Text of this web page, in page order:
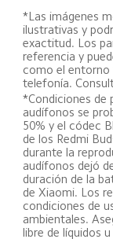
*Las imágenes
ilustrativas y
exactitud. Los
referencia y
como el entorno
telefonía.
*Condiciones de
audífonos se
50% y el códec
de los Redmi
durante la
audífonos dejó
duración de la
de Xiaomi. Los
condiciones de
ambientales.
libre de líquidos